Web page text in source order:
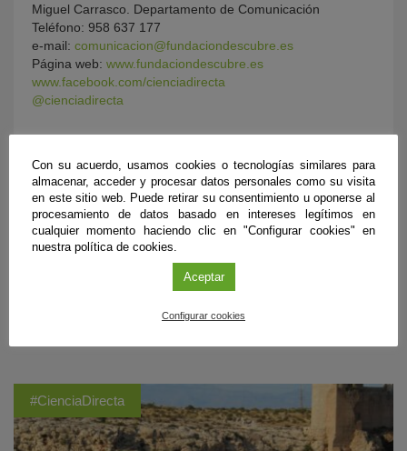
Miguel Carrasco. Departamento de Comunicación
Teléfono: 958 637 177
e-mail: comunicacion@fundaciondescubre.es
Página web: www.fundaciondescubre.es
www.facebook.com/cienciadirecta
@cienciadirecta
ÚLTIMAS PUBLICACIONES
#CienciaDirecta
Con su acuerdo, usamos cookies o tecnologías similares para
almacenar, acceder y procesar datos personales como su visita
en este sitio web. Puede retirar su consentimiento u oponerse al
procesamiento de datos basado en intereses legítimos en
cualquier momento haciendo clic en "Configurar cookies" en
nuestra política de cookies.
Aceptar
Configurar cookies